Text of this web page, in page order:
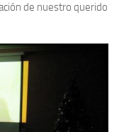
de nuestro querido